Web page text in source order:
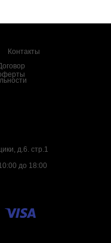
Контакты
д.6. стр.1
до 18:00